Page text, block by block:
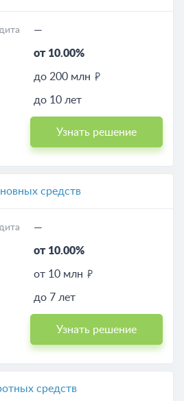
—
от 10.00%
до 200 млн
до 10 лет
Узнать решение
средств
—
от 10.00%
от 10 млн
до 7 лет
Узнать решение
средств